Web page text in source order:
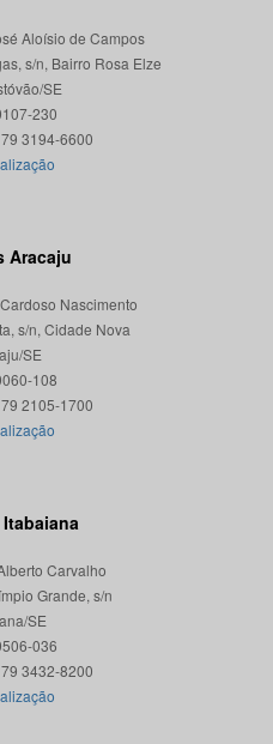
Aloísio de Campos
s/n, Bairro Rosa Elze
SE
230
Aracaju
Nascimento
s/n, Cidade Nova
SE
108
Carvalho
Grande, s/n
SE
036